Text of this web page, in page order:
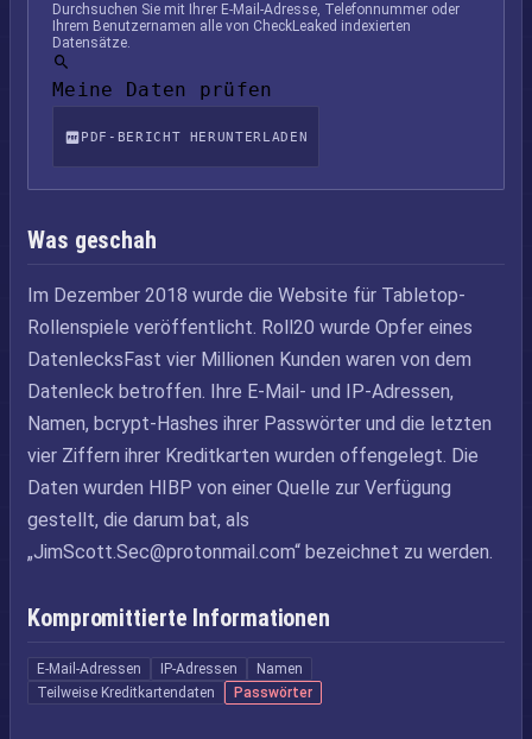
Durchsuchen Sie mit Ihrer E-Mail-Adresse, Telefonnummer oder
Ihrem Benutzernamen alle von CheckLeaked indexierten
Datensätze.
Meine Daten prüfen
PDF-BERICHT HERUNTERLADEN
Was geschah
Im Dezember 2018 wurde die Website für Tabletop-
Rollenspiele veröffentlicht. Roll20 wurde Opfer eines
DatenlecksFast vier Millionen Kunden waren von dem
Datenleck betroffen. Ihre E-Mail- und IP-Adressen,
Namen, bcrypt-Hashes ihrer Passwörter und die letzten
vier Ziffern ihrer Kreditkarten wurden offengelegt. Die
Daten wurden HIBP von einer Quelle zur Verfügung
gestellt, die darum bat, als
„JimScott.Sec@protonmail.com“ bezeichnet zu werden.
Kompromittierte Informationen
E-Mail-Adressen IP-Adressen
Namen
Teilweise Kreditkartendaten
Passwörter